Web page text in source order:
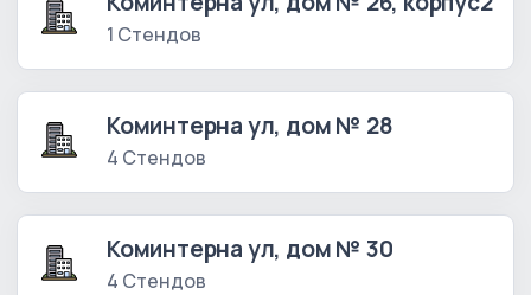
1 Стендов
Коминтерна ул, дом № 28
4 Стендов
Коминтерна ул, дом № 30
4 Стендов